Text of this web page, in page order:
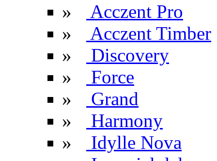
»
Acczent Pro
»
Acczent Timber
»
Discovery
»
Force
»
Grand
»
Harmony
»
Idylle Nova